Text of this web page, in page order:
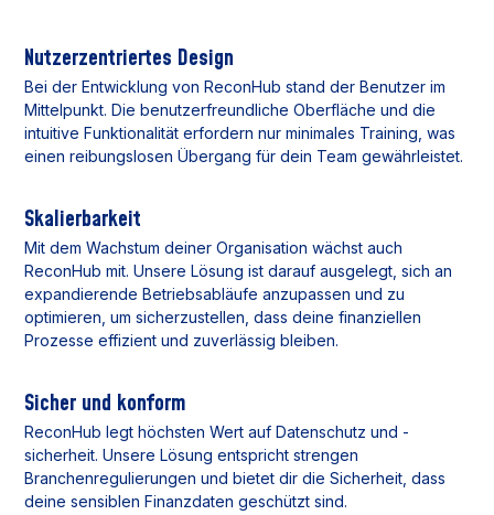
Nutzerzentriertes Design
Bei der Entwicklung von ReconHub stand der Benutzer im
Mittelpunkt. Die benutzerfreundliche Oberfläche und die
intuitive Funktionalität erfordern nur minimales Training, was
einen reibungslosen Übergang für dein Team gewährleistet.
Skalierbarkeit
Mit dem Wachstum deiner Organisation wächst auch
ReconHub mit. Unsere Lösung ist darauf ausgelegt, sich an
expandierende Betriebsabläufe anzupassen und zu
optimieren, um sicherzustellen, dass deine finanziellen
Prozesse effizient und zuverlässig bleiben.
Sicher und konform
ReconHub legt höchsten Wert auf Datenschutz und -
sicherheit. Unsere Lösung entspricht strengen
Branchenregulierungen und bietet dir die Sicherheit, dass
deine sensiblen Finanzdaten geschützt sind.